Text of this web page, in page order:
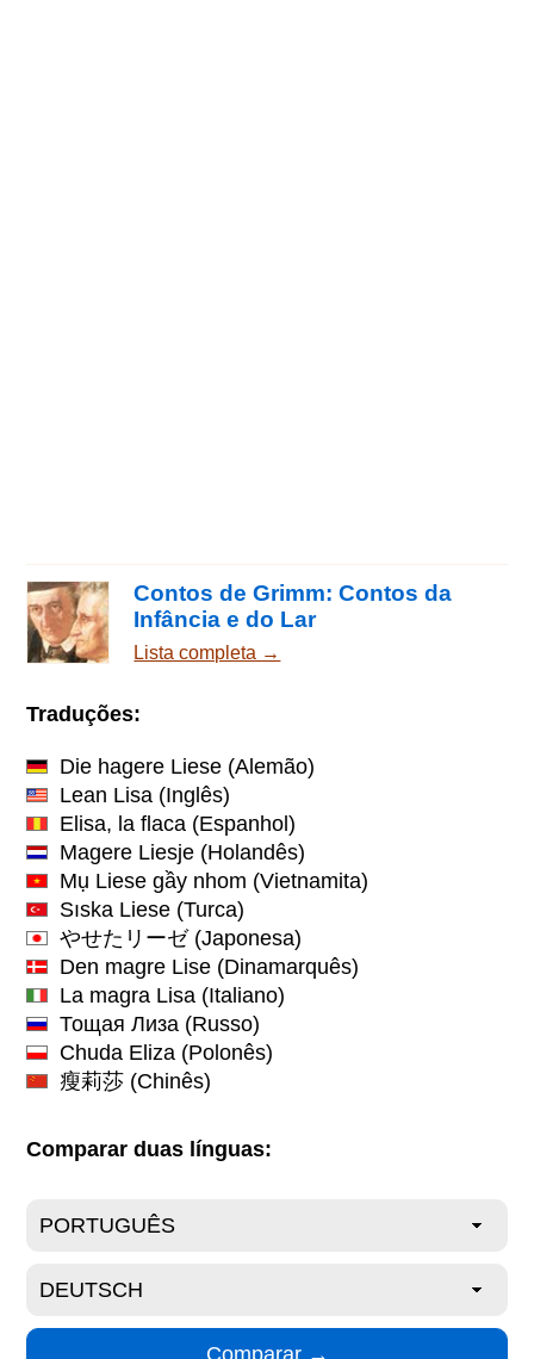
Contos de Grimm: Contos da
Infância e do Lar
Lista completa →
Traduções:
Die hagere Liese (Alemão)
Lean Lisa (Inglês)
Elisa, la flaca (Espanhol)
Magere Liesje (Holandês)
Mụ Liese gầy nhom (Vietnamita)
Sıska Liese (Turca)
やせたリーゼ(Japonesa)
Den magre Lise (Dinamarquês)
La magra Lisa (Italiano)
Тощая Лиза (Russo)
Chuda Eliza (Polonês)
瘦莉莎 (Chinês)
Comparar duas línguas: